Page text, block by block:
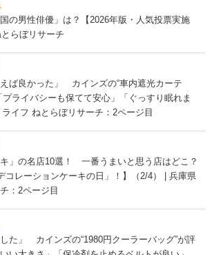
の男性俳優」は？【2026年版・人気投票実施
らぼリサーチ
えば良かった」 カインズの“車内遮光カーテ
ライバシーも保てて安心」「ぐっすり眠れま
イフ ねとらぼリサーチ：2ページ目
」の名店10選！ 一番うまいと思う店はどこ？
コレーションケーキの日」！】（2/4） | 兵庫県
：2ページ目
した」 カインズの“1980円クーラーバッグ”が評